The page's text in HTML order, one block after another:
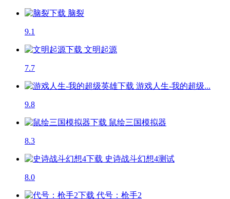
脑裂
9.1
文明起源
7.7
游戏人生-我的超级...
9.8
鼠绘三国模拟器
8.3
史诗战斗幻想4测试
8.0
代号：枪手2